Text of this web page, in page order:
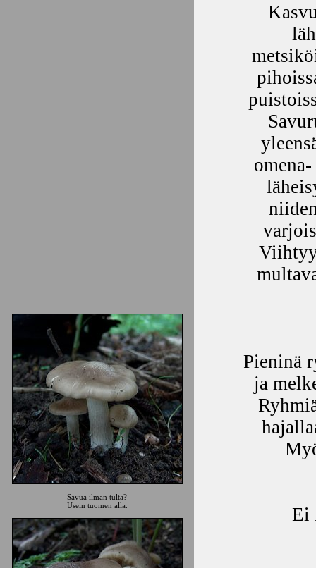
Savua ilman tulta?
Usein tuomen alla.
Pieninä
ja
Ei